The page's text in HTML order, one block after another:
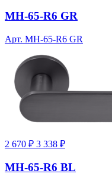
MH-65-R6 GR
Арт. MH-65-R6 GR
2 670 ₽ 3 338 ₽
MH-65-R6 BL